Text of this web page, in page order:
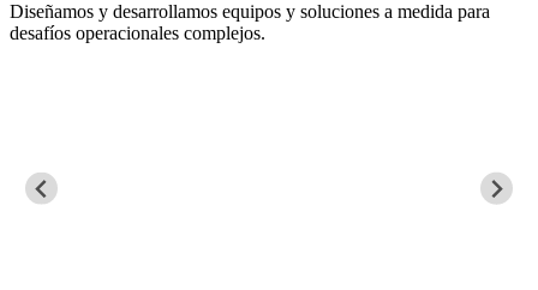
Diseñamos y desarrollamos equipos y soluciones a medida para
desafíos operacionales complejos.